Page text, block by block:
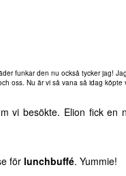
funkar den nu också tycker jag!
oss. Nu är vi så vana så idag köpte
vi besökte. Elion fick en
för lunchbuffé. Yummie!